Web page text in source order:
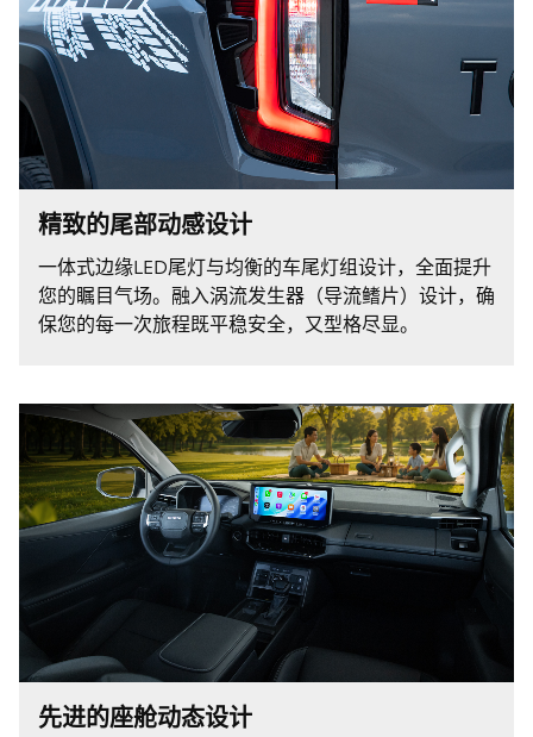
精致的尾部动感设计
一体式边缘LED尾灯与均衡的车尾灯组设计，全面提升
您的瞩目气场。融入涡流发生器（导流鳍片）设计，确
保您的每一次旅程既平稳安全，又型格尽显。
先进的座舱动态设计